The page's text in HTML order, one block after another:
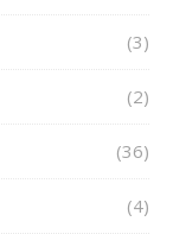
(3)
(2)
(36)
(4)